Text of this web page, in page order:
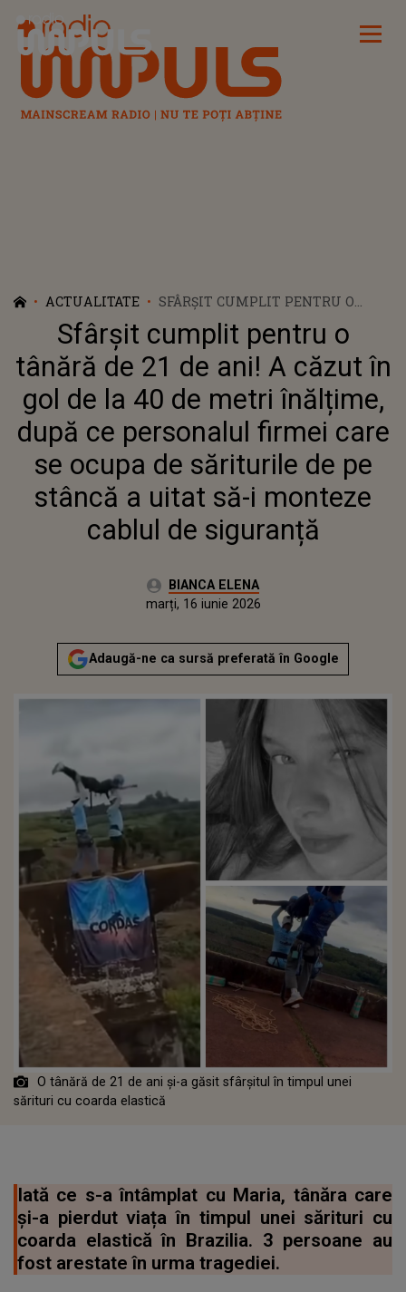
Radio Impuls
ACTUALITATE
SFÂRȘIT CUMPLIT PENTRU O
TÂNĂRĂ DE 21 DE ANI! A CĂZUT ÎN
GOL DE LA 40 DE METRI
ÎNĂLȚIME, DUPĂ CE PERSONALUL
FIRMEI CARE SE OCUPA DE
SĂRITURILE DE PE STÂNCĂ A
UITAT SĂ-I MONTEZE CABLUL DE
SIGURANȚĂ
Sfârșit cumplit pentru o
tânără de 21 de ani! A căzut în
gol de la 40 de metri înălțime,
după ce personalul firmei care
se ocupa de săriturile de pe
stâncă a uitat să-i monteze
cablul de siguranță
Autor:BIANCA ELENA
Actualizat:
marți, 16 iunie 2026
Adaugă-ne ca sursă preferată în Google
O tânără de 21 de ani și-a găsit sfârșitul în timpul unei
sărituri cu coarda elastică
Iată ce s-a întâmplat cu Maria, tânăra care
și-a pierdut viața în timpul unei sărituri cu
coarda elastică în Brazilia. 3 persoane au
fost arestate în urma tragediei.